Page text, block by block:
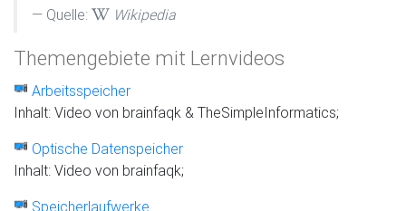
Quelle: Wikipedia
Themengebiete mit Lernvideos
Arbeitsspeicher
Inhalt: Video von brainfaqk & TheSimpleInformatics;
Optische Datenspeicher
Inhalt: Video von brainfaqk;
Speicherlaufwerke